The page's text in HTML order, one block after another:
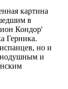
картина
в
Кондор'
Герника.
но и
и